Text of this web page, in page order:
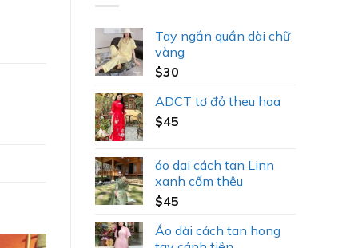
Tay ngắn quần dài chữ
vàng
$30
ADCT tơ đỏ theu hoa
$45
áo dai cách tan Linn
xanh cốm thêu
$45
Áo dài cách tan hong